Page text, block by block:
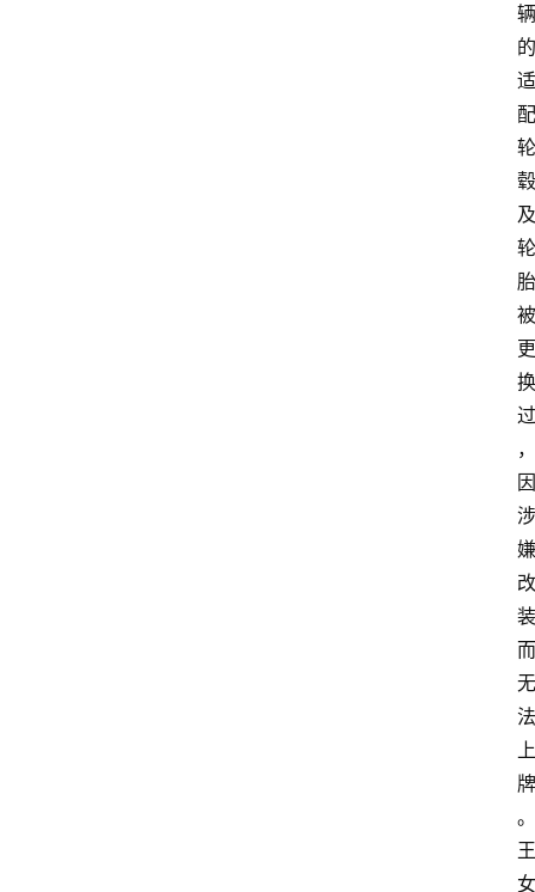
辆
的
适
配
轮
毂
及
轮
胎
被
更
换
过
，
因
涉
嫌
改
装
而
无
法
上
牌
。
王
女